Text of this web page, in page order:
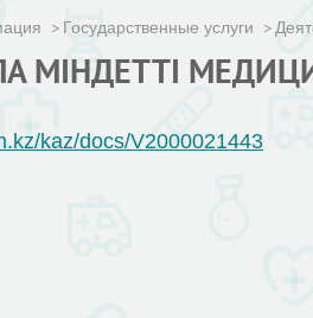
Государственные услуги
МІНДЕТТІ
kaz/docs/V2000021443